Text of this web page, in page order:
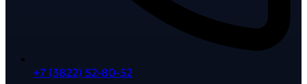
+7 (3822) 52-80-52